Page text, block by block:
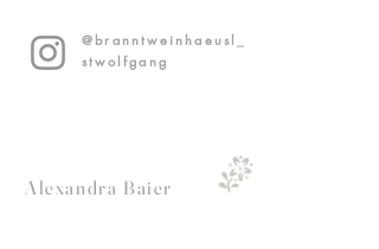
@branntweinhaeusl_
stwolfgang
Alexandra Baier